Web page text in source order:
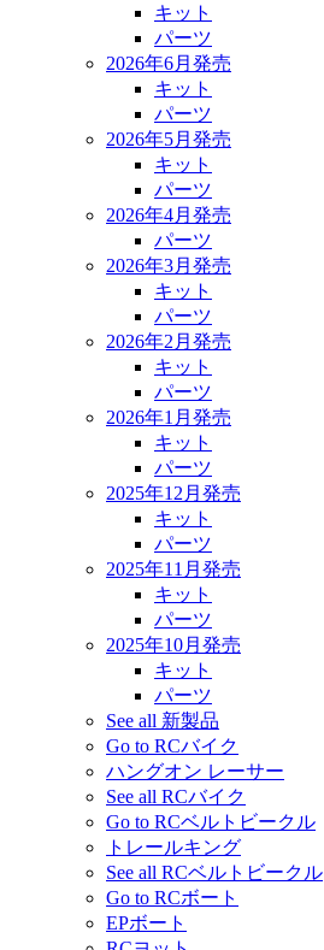
キット
パーツ
2026年6月発売
キット
パーツ
2026年5月発売
キット
パーツ
2026年4月発売
パーツ
2026年3月発売
キット
パーツ
2026年2月発売
キット
パーツ
2026年1月発売
キット
パーツ
2025年12月発売
キット
パーツ
2025年11月発売
キット
パーツ
2025年10月発売
キット
パーツ
See all 新製品
Go to RCバイク
ハングオン レーサー
See all RCバイク
Go to RCベルトビークル
トレールキング
See all RCベルトビークル
Go to RCボート
EPボート